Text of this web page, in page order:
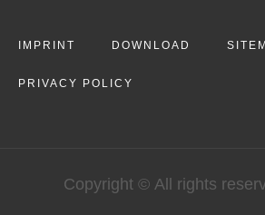
IMPRINT DOWNLOAD
PRIVACY POLICY
Copyright © All rights